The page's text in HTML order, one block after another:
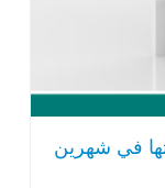
في شهرين